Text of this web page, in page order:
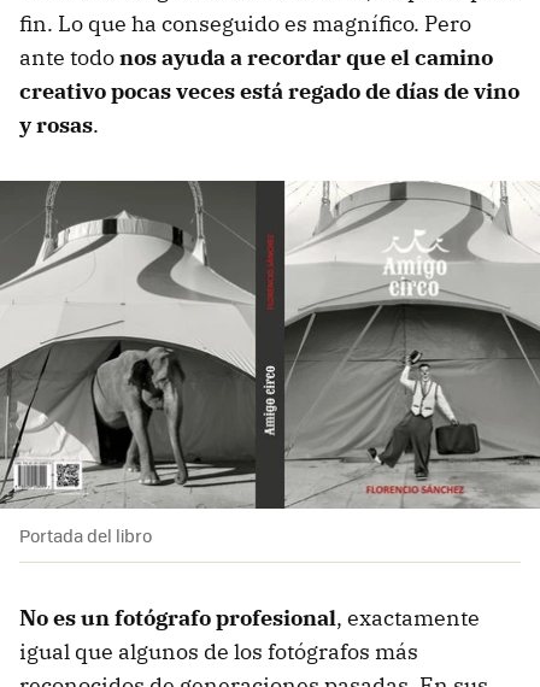
fin. Lo que ha conseguido es magnífico. Pero
ante todonos ayuda a recordar que el camino
creativo pocas veces está regado de días de vino
y rosas.
Portada del libro
No es un fotógrafo profesional, exactamente
igual que algunos de los fotógrafos más